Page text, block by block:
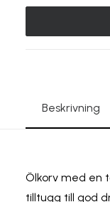
Älg
Beskrivning
Ölkorv med en
tilltugg till god